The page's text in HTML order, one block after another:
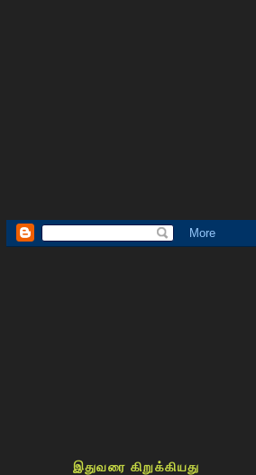
இதுவரை கிறுக்கியது